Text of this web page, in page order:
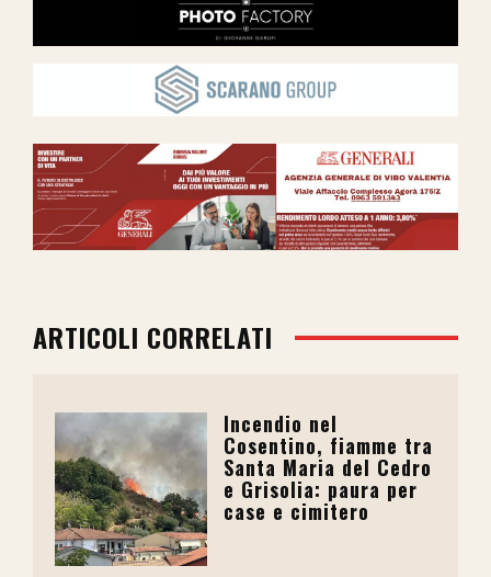
ARTICOLI CORRELATI
Incendio nel
Cosentino, fiamme tra
Santa Maria del Cedro
e Grisolia: paura per
case e cimitero